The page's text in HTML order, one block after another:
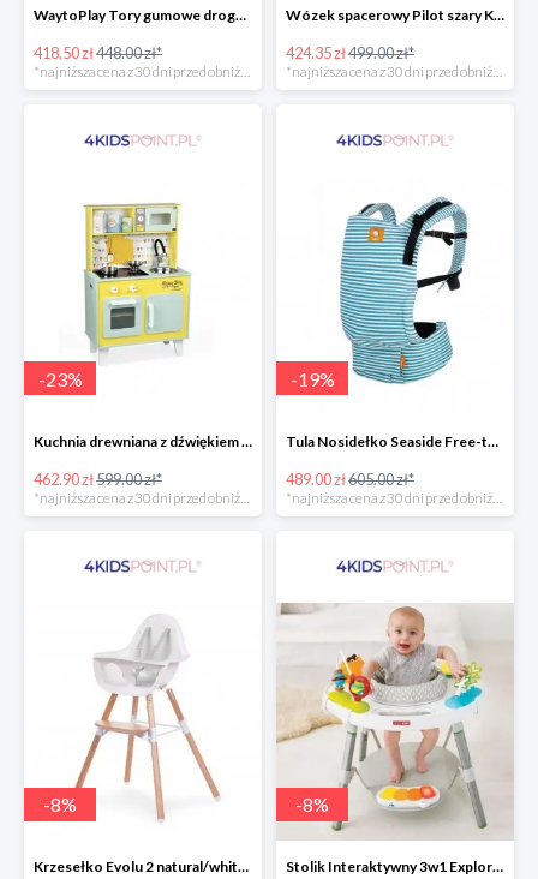
WaytoPlay Tory gumowe droga do układnia dla dzieci 40 elem.
418.50 zł448.00 zł*
*najniższa cena z 30 dni przed obniżką
Wózek spacerowy Pilot szary Kinderkraft
424.35 zł499.00 zł*
*najniższa cena z 30 dni przed obniżką
-23%
Kuchnia drewniana z dźwiękiem i z 7 akcesoriami Happy Day Janod
462.90 zł599.00 zł*
-19%
Tula Nosidełko Seaside Free-to-Grow
489.00 zł605.00 zł*
-8%
Krzesełko Evolu 2 natural/white Childhome
-8%
Stolik Interaktywny 3w1 Explore & More Skip Hop